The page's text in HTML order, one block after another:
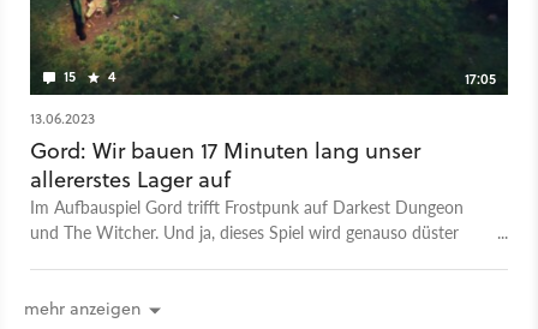
15 4
17:05
13.06.2023
Gord: Wir bauen 17 Minuten lang unser
allererstes Lager auf
Im Aufbauspiel Gord trifft Frostpunk auf Darkest Dungeon
und The Witcher. Und ja, dieses Spiel wird genauso düster
eines finsteren Waldes voller Monster hochzieht. Im
mehr anzeigen